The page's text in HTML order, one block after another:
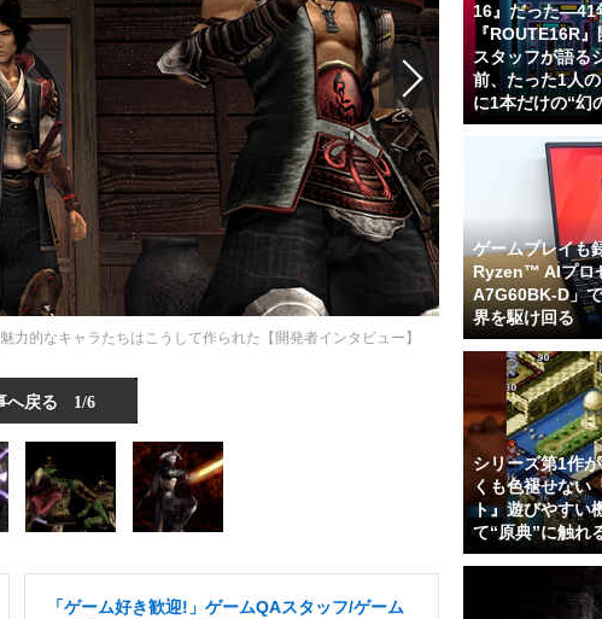
的なキャラたちはこうして作られた【開発者インタビュー】
へ戻る 1/6
「ゲーム好き歓迎!」ゲームQAスタッフ/ゲーム
16』だった―41
『ROUTE16R
スタッフが語る
前、たった1人
に1本だけの“幻
ゲームプレイも
Ryzen™ AIプロ
A7G60BK-D」
界を駆け回る
シリーズ第1作
くも色褪せない
ト』遊びやすい
て“原典”に触れ